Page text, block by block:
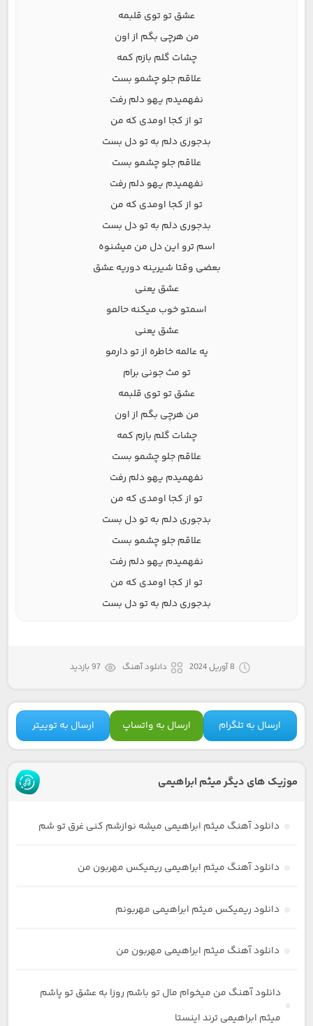
عشق تو توی قلبمه
من هرچی بگم از اون
چشات گلم بازم کمه
علاقم جلو چشمو بست
نفهمیدم یهو دلم رفت
تو از کجا اومدی که من
بدجوری دلم به تو دل بست
علاقم جلو چشمو بست
نفهمیدم یهو دلم رفت
تو از کجا اومدی که من
بدجوری دلم به تو دل بست
اسم ترو این دل من میشنوه
بعضی وقتا شیرینه دوریه عشق
عشق یعنی
اسمتو خوب میکنه حالمو
عشق یعنی
یه عالمه خاطره از تو دارمو
تو مث جونی برام
عشق تو توی قلبمه
من هرچی بگم از اون
چشات گلم بازم کمه
علاقم جلو چشمو بست
نفهمیدم یهو دلم رفت
تو از کجا اومدی که من
بدجوری دلم به تو دل بست
علاقم جلو چشمو بست
نفهمیدم یهو دلم رفت
تو از کجا اومدی که من
بدجوری دلم به تو دل بست
8 آوریل 2024 دانلود آهنگ 97 بازدید
ارسال به تلگرام ارسال به واتساپ ارسال به توییتر
موزیک های دیگر میثم ابراهیمی
دانلود آهنگ میثم ابراهیمی میشه نوازشم کنی غرق تو شم
دانلود آهنگ میثم ابراهیمی ریمیکس مهربون من
دانلود ریمیکس میثم ابراهیمی مهربونم
دانلود آهنگ میثم ابراهیمی مهربون من
دانلود آهنگ من میخوام مال تو باشم روزا به عشق تو پاشم
میثم ابراهیمی ترند اینستا